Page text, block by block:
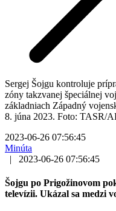
Sergej Šojgu kontroluje
zóny takzvanej špeciálnej
základniach Západný
8. júna 2023. Foto: TASR/
2023-06-26 07:56:45
Minúta
|
2023-06-26 07:56:45
Šojgu po Prigožinovom
televízii. Ukázal sa medzi